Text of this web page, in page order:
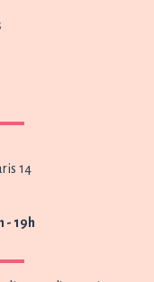
14
- 19h